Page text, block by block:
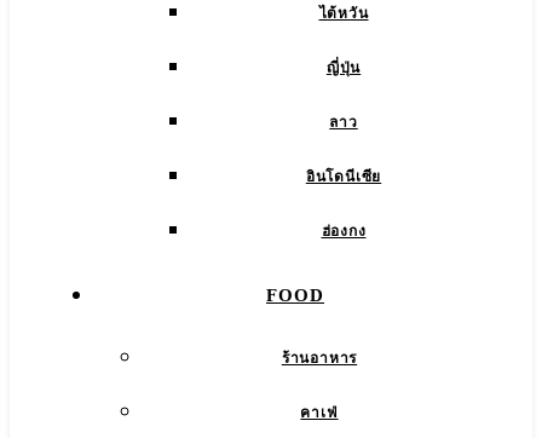
ไต้หวัน
ญี่ปุ่น
ลาว
อินโดนีเซีย
ฮ่องกง
FOOD
ร้านอาหาร
คาเฟ่